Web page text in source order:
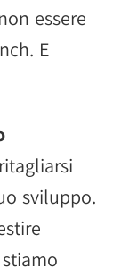
essere
E
sviluppo.